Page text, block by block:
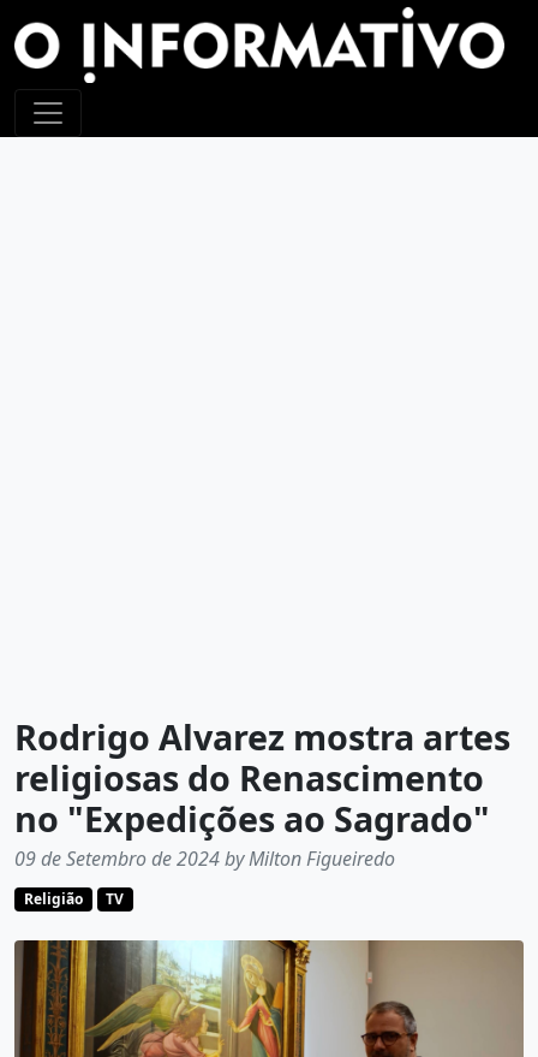
Rodrigo Alvarez mostra artes
religiosas do Renascimento
no "Expedições ao Sagrado"
09 de Setembro de 2024 by Milton Figueiredo
Religião TV